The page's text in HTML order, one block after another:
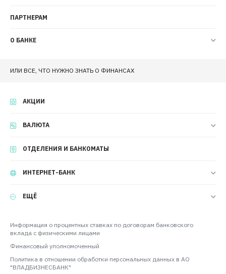
ПАРТНЕРАМ
О БАНКЕ
ИЛИ ВСЕ, ЧТО НУЖНО ЗНАТЬ О ФИНАНСАХ
АКЦИИ
ВАЛЮТА
ОТДЕЛЕНИЯ И БАНКОМАТЫ
ИНТЕРНЕТ-БАНК
ЕЩЁ
Информация о процентных ставках по договорам банковского
вклада с физическими лицами
Финансовый уполномоченный
Политика в отношении обработки персональных данных в АО
"ВЛАДБИЗНЕСБАНК"